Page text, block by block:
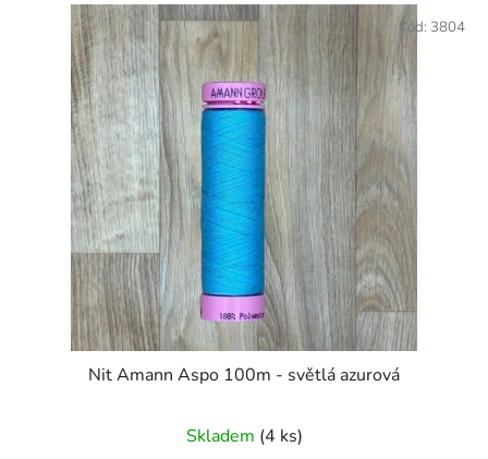
Nit Amann Aspo 100m - světlá azurová
Skladem (4 ks)
Kód: 3804